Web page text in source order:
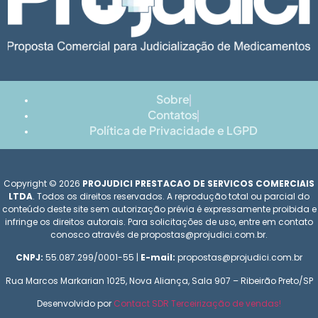
Sobre
Contatos
Política de Privacidade e LGPD
Copyright © 2026 PROJUDICI PRESTACAO DE SERVICOS COMERCIAIS
LTDA. Todos os direitos reservados. A reprodução total ou parcial do
conteúdo deste site sem autorização prévia é expressamente proibida e
infringe os direitos autorais. Para solicitações de uso, entre em contato
conosco através de propostas@projudici.com.br.
CNPJ: 55.087.299/0001-55 | E-mail: propostas@projudici.com.br
Rua Marcos Markarian 1025, Nova Aliança, Sala 907 – Ribeirão Preto/SP
Desenvolvido por Contact SDR Terceirização de vendas!